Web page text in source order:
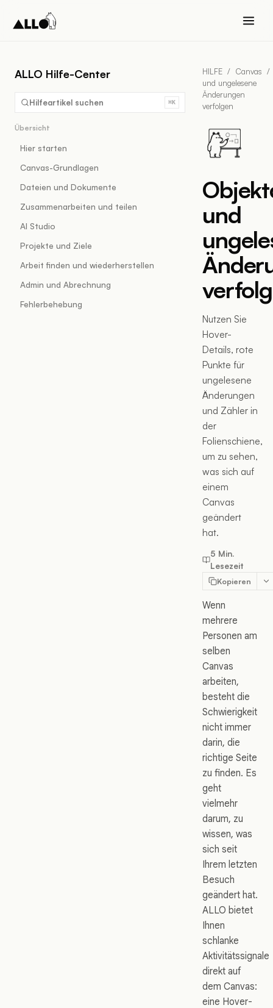
ALLO Hilfe-Center
Hilfeartikel suchen ⌘K
Übersicht
Hier starten
Canvas-Grundlagen
Dateien und Dokumente
Zusammenarbeiten und teilen
AI Studio
Projekte und Ziele
Arbeit finden und wiederherstellen
Admin und Abrechnung
Fehlerbehebung
HILFE / Canvas /
und ungelesene
Änderungen
verfolgen
und
Nutzen Sie
Hover-
Details, rote
Punkte für
ungelesene
Änderungen
und Zähler in
der
Folienschiene,
um zu sehen,
was sich auf
einem
Canvas
geändert
hat.
5 Min.
Lesezeit
Kopieren
Wenn
mehrere
Personen am
selben
Canvas
arbeiten,
besteht die
Schwierigkeit
nicht immer
darin, die
richtige Seite
zu finden. Es
geht
vielmehr
darum, zu
wissen, was
sich seit
Ihrem letzten
Besuch
geändert hat.
ALLO bietet
Ihnen
schlanke
Aktivitätssignale
direkt auf
dem Canvas:
eine Hover-